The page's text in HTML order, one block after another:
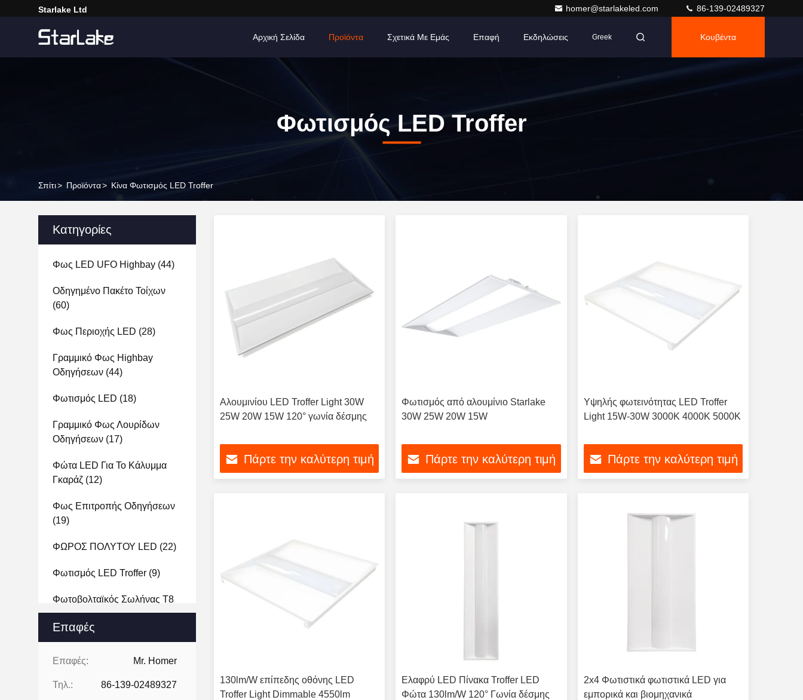
Starlake Ltd homer@starlakeled.com 86-139-02489327
Αρχική Σελίδα Προϊόντα Σχετικά Με Εμάς Επαφή Εκδηλώσεις Greek Κουβέντα
Φωτισμός LED Troffer
Σπίτι> Προϊόντα> Κίνα Φωτισμός LED Troffer
Κατηγορίες
Φως LED UFO Highbay (44)
Οδηγημένο Πακέτο Τοίχων
(60)
Φως Περιοχής LED (28)
Γραμμικό Φως Highbay
Οδηγήσεων (44)
Φωτισμός LED (18)
Γραμμικό Φως Λουρίδων
Οδηγήσεων (17)
Φώτα LED Για Το Κάλυμμα
Γκαράζ (12)
Φως Επιτροπής Οδηγήσεων
(19)
ΦΩΡΟΣ ΠΟΛΥΤΟΥ LED (22)
Φωτισμός LED Troffer (9)
Φωτοβολταϊκός Σωλήνας T8
(3)
Οδηγημένο Φως Διαδρομής
ΟΔΗΓΗΜΕΝΟ ΦΩΣ ΣΤΑΔΙΩΝ
Επαφές
Επαφές: Mr. Homer
Τηλ.: 86-139-02489327
Αλουμινίου LED Troffer Light 30W
25W 20W 15W 120° γωνία δέσμης
Πάρτε την καλύτερη τιμή
Φωτισμός από αλουμίνιο Starlake
30W 25W 20W 15W
Πάρτε την καλύτερη τιμή
Υψηλής φωτεινότητας LED Troffer
Light 15W-30W 3000K 4000K 5000K
Πάρτε την καλύτερη τιμή
130lm/W επίπεδης οθόνης LED
Troffer Light Dimmable 4550lm
Ελαφρύ LED Πίνακα Troffer LED
Φώτα 130lm/W 120° Γωνία δέσμης
2x4 Φωτιστικά φωτιστικά LED για
εμπορικά και βιομηχανικά